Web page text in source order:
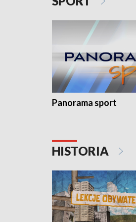
Panorama sport
HISTORIA